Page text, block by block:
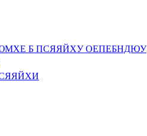
Б ПСЯЯЙХУ ОЕПЕБНДЮУ